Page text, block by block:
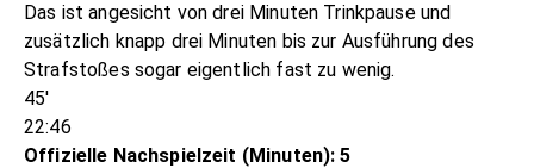
Das ist angesicht von drei Minuten Trinkpause und
zusätzlich knapp drei Minuten bis zur Ausführung des
Strafstoßes sogar eigentlich fast zu wenig.
45'
22:46
Offizielle Nachspielzeit (Minuten): 5